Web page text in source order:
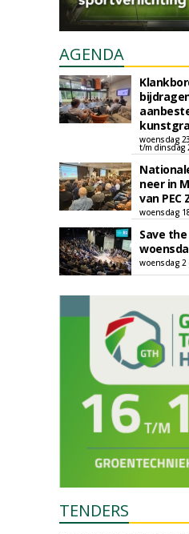
AGENDA
woensdag
t/m dinsdag
neer in
van PEC
woensdag
Save
woensdag 2
TENDERS